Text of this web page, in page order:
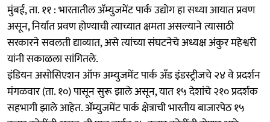
मुंबई, ता. ११ : भारतातील ॲम्युजमेंट पार्क उद्योग हा सध्या आयात प्रवण
असून, निर्यात प्रवण होण्याची त्याच्यात क्षमता असल्याने त्यासाठी
सरकारने सवलती द्याव्यात, असे त्यांच्या संघटनेचे अध्यक्ष अंकुर महेश्वरी
यांनी सकाळला सांगितले.
इंडियन असोसिएशन ऑफ अम्युजमेंट पार्क अँड इंडस्ट्रीजचे २४ वे प्रदर्शन
मंगळवार (ता. १०) पासून सुरू झाले असून, यात १५ देशांचे २१० प्रदर्शक
सहभागी झाले आहेत. ॲम्युजमेंट पार्क क्षेत्राची भारतीय बाजारपेठ १५